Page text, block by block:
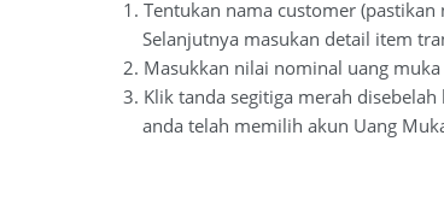
1. Tentukan nama customer (pastikan
Selanjutnya masukan detail item
2. Masukkan nilai nominal uang muka
3. Klik tanda segitiga merah disebelah
anda telah memilih akun Uang Muka